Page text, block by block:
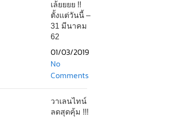
เล้ยยยย !!
ตั้งเเต่วันนี้ –
31 มีนาคม
62
01/03/2019
No
Comments
วาเลนไทน์
ลดสุดคุ้ม !!!